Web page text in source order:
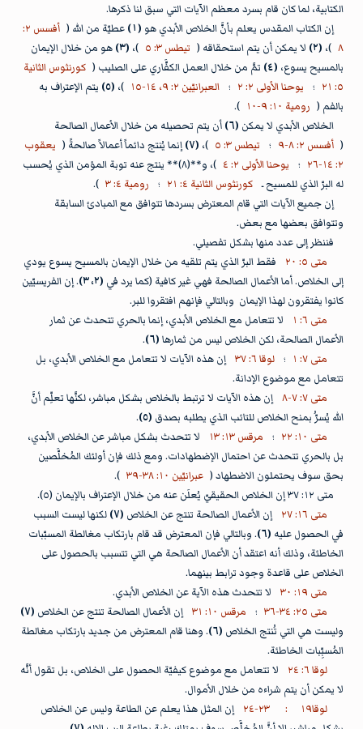
الكتابية، لما كان قام بسرد معظم الآيات التي سبق لنا ذكرها.
إن الكتاب المقدس يعلم بأنَّ الخلاص الأبدي هو (١) عطيّة من الله (
أفسس ٢:
٨ )، (٢) لا يمكن أن يتم استحقاقه ( تيطس ٣: ٥ )، (٣)
هو من خلال الإيمان
بالمسيح يسوع، (٤) تمَّ من خلال العمل الكفَّاري على الصليب ( كورنثوس الثانية
٥: ٢١
؛ يوحنا الأولى ٢: ٢ ؛ العبرانيّين ٢: ٩، ١٤-١٥ )، (٥)
يتم الإعتراف به
بالفم ( رومية ١٠: ٩-١٠
).
الخلاص الأبدي لا يمكن (٦)
أن يتم تحصيله من خلال الأعمال الصالحة
( أفسس ٢: ٨-٩ ؛ تيطس ٣: ٥ )، (٧) إنما يُنتج دائماً أعمالاً صالحةً ( يعقوب
٢: ١٤-٢٦
؛ يوحنا الأولى ٢: ٤
)، و**(٨)** ينتج عنه توبة المؤمن الذي يُحسب
له البرّ الذي للمسيح ـ كورنثوس الثانية ٤: ٢١ ؛ رومية ٤: ٣
).
إن جميع الآيات التي قام المعترض بسردها تتوافق مع المبادئ السابقة
وتتوافق بعضها مع بعض.
فننظر إلى عدد منها بشكل تفصيلي.
متى ٥: ٢٠
فقط البرّ الذي يتم تلقيه من خلال الإيمان بالمسيح يسوع يودي
إلى الخلاص. أما الأعمال الصالحة فهي غير كافية (كما يرد في (٢، ٣)
. إن الفريسيّين
كانوا يفتقرون لهذا الإيمان وبالتالي فإنهم افتقروا للبر.
متى ٦: ١
لا تتعامل مع الخلاص الأبدي، إنما بالحري تتحدث عن ثمار
الأعمال الصالحة، لكن الخلاص ليس من ثمارها (٦)
.
متى ٧: ١
؛ لوقا ٦: ٣٧
إن هذه الآيات لا تتعامل مع الخلاص الأبدي، بل
تتعامل مع موضوع الإدانة.
متى ٧: ٧-٨
إن هذه الآيات لا ترتبط بالخلاص بشكل مباشر، لكنَّها تعلِّم أنَّ
الله يُسرُّ بمنح الخلاص للتائب الذي يطلبه بصدق (٥)
.
متى ١٠: ٢٢
؛ مرقس ١٣: ١٣
لا تتحدث بشكل مباشر عن الخلاص الأبدي،
بل بالحري تتحدث عن احتمال الإضطهادات. ومع ذلك فإن أولئك المُخلَّصين
بحق سوف يحتملون الاضطهاد ( عبرانيّين ١٠: ٣٨-٣٩
).
متى ١٢: ٣٧ إن الخلاص الحقيقيّ يُعلَن عنه من خلال الإعتراف بالإيمان (٥).
متى ١٦: ٢٧
إن الأعمال الصالحة تنتج عن الخلاص (٧)
لكنها ليست السبب
في الحصول عليه (٦)
. وبالتالي فإن المعترض قد قام بارتكاب مغالطة المسبّبات
الخاطئة، وذلك أنه اعتقد أن الأعمال الصالحة هي التي تتسبب بالحصول على
الخلاص على قاعدة وجود ترابط بينهما.
متى ١٩: ٣٠
لا تتحدث هذه الآية عن الخلاص الأبدي.
متى ٢٥: ٣٤-٣٦
؛ مرقس ١٠: ٣١ إن الأعمال الصالحة تنتج عن الخلاص (٧)
وليست هي التي تُنتج الخلاص (٦)
. وهنا قام المعترض من جديد بارتكاب مغالطة
المُسبِّبات الخاطئة.
لوقا ٦: ٢٤
لا تتعامل مع موضوع كيفيّة الحصول على الخلاص، بل تقول أنَّه
لا يمكن أن يتم شراءه من خلال الأموال.
لوقا١٩
: ٢٣-٢٤
إن المثل هذا يعلم عن الطاعة وليس عن الخلاص